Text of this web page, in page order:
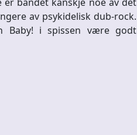
av psykidelisk dub-rock.
Baby! i spissen være godt